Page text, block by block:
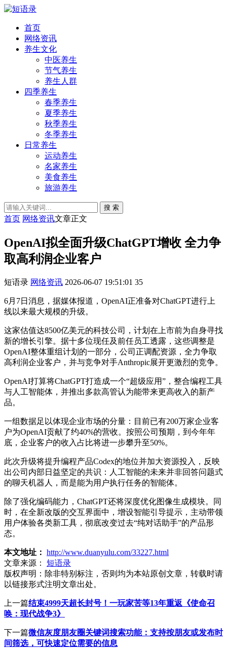
首页
网络资讯
养生文化
中医养生
节气养生
养生人群
四季养生
春季养生
夏季养生
秋季养生
冬季养生
日常养生
运动养生
名家养生
美食养生
旅游养生
搜 索
首页 网络资讯文章正文
OpenAI拟全面升级ChatGPT增收 全力争
取高利润企业客户
短语录 网络资讯 2026-06-07 19:51:01 35
6月7日消息，据媒体报道，OpenAI正准备对ChatGPT进行上
线以来最大规模的升级。
这家估值达8500亿美元的科技公司，计划在上市前为自身寻找
新的增长引擎。据十多位现任及前任员工透露，这些调整是
OpenAI整体重组计划的一部分，公司正调配资源，全力争取
高利润企业客户，并与竞争对手Anthropic展开更激烈的竞争。
OpenAI打算将ChatGPT打造成一个“超级应用”，整合编程工具
与人工智能体，并推出多款高管认为能带来更高收入的新产
品。
一组数据足以体现企业市场的分量：目前已有200万家企业客
户为OpenAI贡献了约40%的营收。按照公司预期，到今年年
底，企业客户的收入占比将进一步攀升至50%。
此次升级将提升编程产品Codex的地位并加大资源投入，反映
出公司内部日益坚定的共识：人工智能的未来并非回答问题式
的聊天机器人，而是能为用户执行任务的智能体。
除了强化编码能力，ChatGPT还将深度优化图像生成模块。同
时，在全新改版的交互界面中，增设智能引导提示，主动带领
用户体验各类新工具，彻底改变过去“纯对话助手”的产品形
态。
本文地址： http://www.duanyulu.com/33227.html
文章来源：
短语录
版权声明： 除非特别标注，否则均为本站原创文章，转载时请
以链接形式注明文章出处。
上一篇结束4999天超长封号！一玩家苦等13年重返《使命召
唤：现代战争3》
下一篇微信灰度朋友圈关键词搜索功能：支持按朋友或发布时
间筛选，可快速定位需要的信息